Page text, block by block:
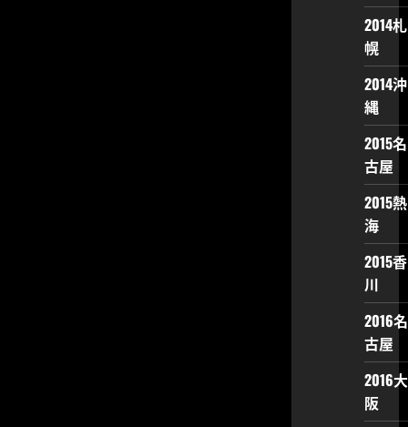
2014札
幌
2014沖
縄
2015名
古屋
2015熱
海
2015香
川
2016名
古屋
2016大
阪